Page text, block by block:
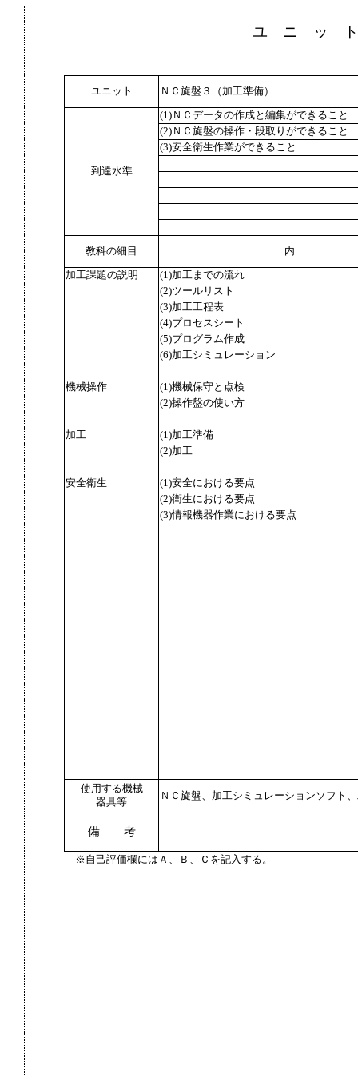
ユ ニ ッ
ユニット ＮＣ旋盤３（加工準備）
到達水準
(1)ＮＣデータの作成と編集ができること
(2)ＮＣ旋盤の操作・段取りができること
(3)安全衛生作業ができること
教科の細目 内
加工課題の説明
(1)加工までの流れ
(2)ツールリスト
(3)加工工程表
(4)プロセスシート
(5)プログラム作成
(6)加工シミュレーション
機械操作
(1)機械保守と点検
(2)操作盤の使い方
加工
(1)加工準備
(2)加工
安全衛生
(1)安全における要点
(2)衛生における要点
(3)情報機器作業における要点
使用する機械
器具等
ＮＣ旋盤、加工シミュレーションソフト
備 考
※自己評価欄にはＡ、Ｂ、Ｃを記入する。